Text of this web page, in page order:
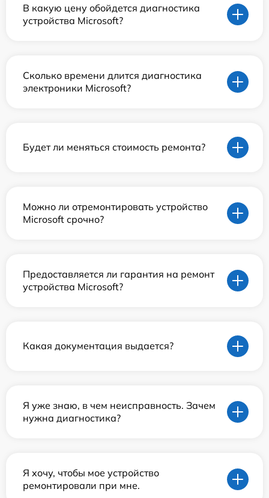
В какую цену обойдется диагностика
устройства Microsoft?
Сколько времени длится диагностика
электроники Microsoft?
Будет ли меняться стоимость ремонта?
Можно ли отремонтировать устройство
Microsoft срочно?
Предоставляется ли гарантия на ремонт
устройства Microsoft?
Какая документация выдается?
Я уже знаю, в чем неисправность. Зачем
нужна диагностика?
Я хочу, чтобы мое устройство
ремонтировали при мне.